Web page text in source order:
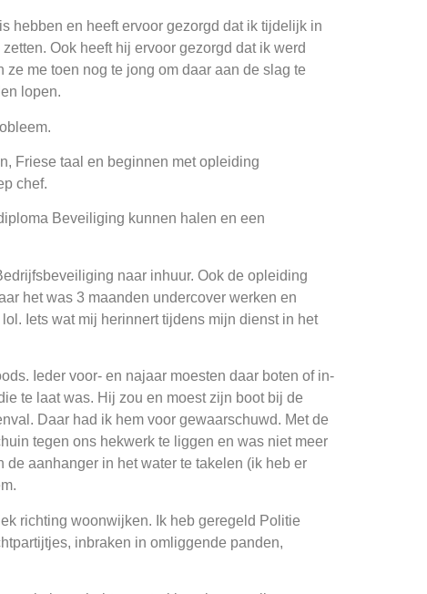
hebben en heeft ervoor gezorgd dat ik tijdelijk in
Ook heeft hij ervoor gezorgd dat ik werd
me toen nog te jong om daar aan de slag te
lopen.
Friese taal en beginnen met opleiding
chef.
Beveiliging kunnen halen en een
naar inhuur. Ook de opleiding
het was 3 maanden undercover werken en
Iets wat mij herinnert tijdens mijn dienst in het
Ieder voor- en najaar moesten daar boten of in-
te laat was. Hij zou en moest zijn boot bij de
Daar had ik hem voor gewaarschuwd. Met de
tegen ons hekwerk te liggen en was niet meer
aanhanger in het water te takelen (ik heb er
richting woonwijken. Ik heb geregeld Politie
inbraken in omliggende panden,